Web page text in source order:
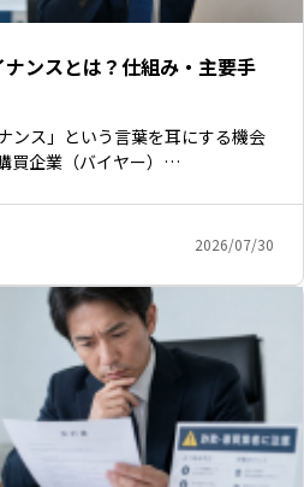
ンスとは？仕組み・主要手
ンス」という言葉を耳にする機会
買企業（バイヤー）…
2026/07/30